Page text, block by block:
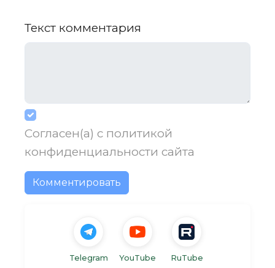
Текст комментария
Согласен(а) с политикой
конфиденциальности сайта
Комментировать
Telegram YouTube RuTube